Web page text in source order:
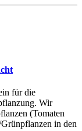
für die
Wir
(Tomaten
in den